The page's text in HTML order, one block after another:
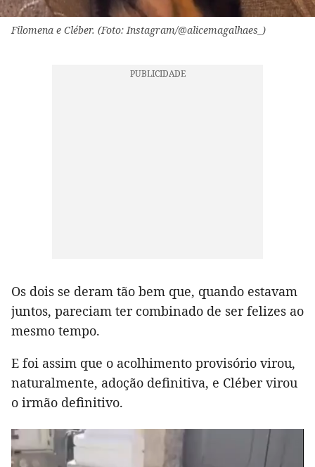
Filomena e Cléber. (Foto: Instagram/@alicemagalhaes_)
Os dois se deram tão bem que, quando estavam
juntos, pareciam ter combinado de ser felizes ao
mesmo tempo.
E foi assim que o acolhimento provisório virou,
naturalmente, adoção definitiva, e Cléber virou
o irmão definitivo.